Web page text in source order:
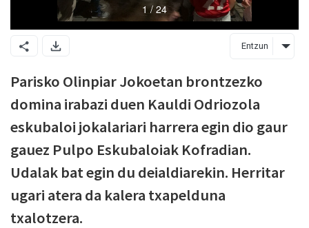
Entzun
Parisko Olinpiar Jokoetan brontzezko
domina irabazi duen Kauldi Odriozola
eskubaloi jokalariari harrera egin dio gaur
gauez Pulpo Eskubaloiak Kofradian.
Udalak bat egin du deialdiarekin. Herritar
ugari atera da kalera txapelduna
txalotzera.